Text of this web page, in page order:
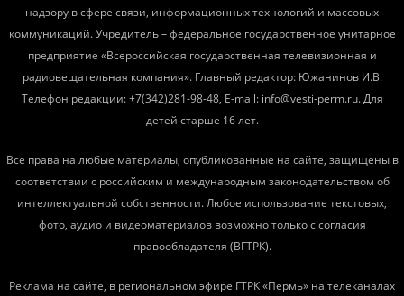
надзору в сфере связи, информационных технологий и массовых
коммуникаций. Учредитель – федеральное государственное унитарное
предприятие «Всероссийская государственная телевизионная и
радиовещательная компания». Главный редактор: Южанинов И.В.
Телефон редакции: +7(342)281-98-48, E-mail: info@vesti-perm.ru. Для
детей старше 16 лет.
Все права на любые материалы, опубликованные на сайте, защищены в
соответствии с российским и международным законодательством об
интеллектуальной собственности. Любое использование текстовых,
фото, аудио и видеоматериалов возможно только с согласия
правообладателя (ВГТРК).
Реклама на сайте, в региональном эфире ГТРК «Пермь» на телеканалах